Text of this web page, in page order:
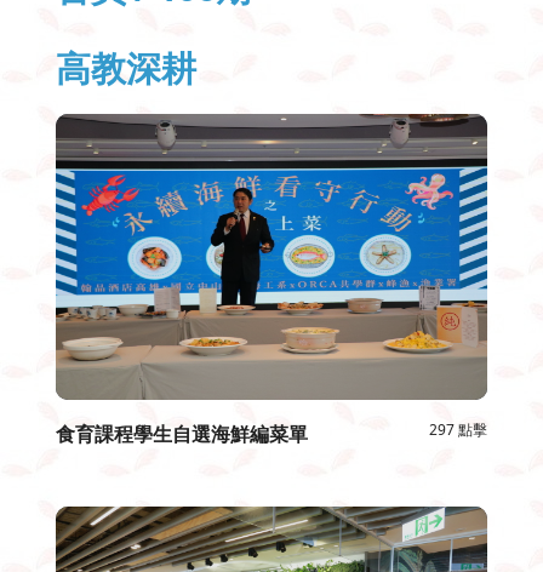
高教深耕
食育課程學生自選海鮮編菜單 297 點擊